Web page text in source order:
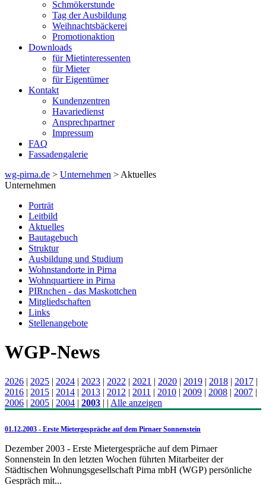
Schmökerstunde
Tag der Ausbildung
Weihnachtsbäckerei
Promotionaktion
Downloads
für Mietinteressenten
für Mieter
für Eigentümer
Kontakt
Kundenzentren
Havariedienst
Ansprechpartner
Impressum
FAQ
Fassadengalerie
wg-pirna.de > Unternehmen > Aktuelles
Unternehmen
Porträt
Leitbild
Aktuelles
Bautagebuch
Struktur
Ausbildung und Studium
Wohnstandorte in Pirna
Wohnquartiere in Pirna
PIRnchen - das Maskottchen
Mitgliedschaften
Links
Stellenangebote
WGP-News
2026 | 2025 | 2024 | 2023 | 2022 | 2021 | 2020 | 2019 | 2018 | 2017 |
2016 | 2015 | 2014 | 2013 | 2012 | 2011 | 2010 | 2009 | 2008 | 2007 |
2006 | 2005 | 2004 | 2003 | | Alle anzeigen
01.12.2003 - Erste Mietergespräche auf dem Pirnaer Sonnenstein
Dezember 2003 - Erste Mietergespräche auf dem Pirnaer
Sonnenstein In den letzten Wochen führten Mitarbeiter der
Städtischen Wohnungsgesellschaft Pirna mbH (WGP) persönliche
Gespräch mit...